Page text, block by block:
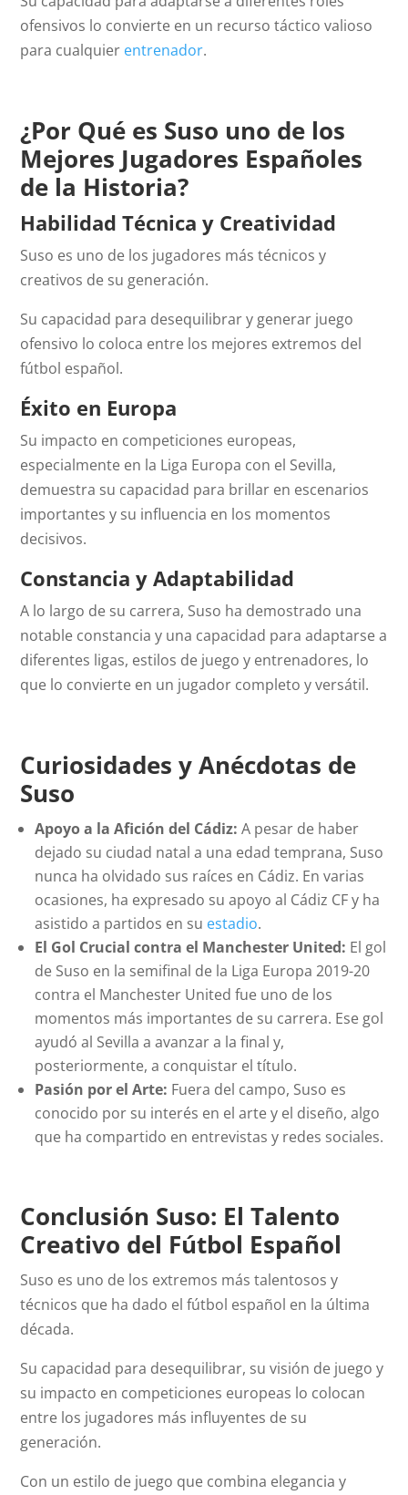
ofensivos lo convierte en un recurso táctico valioso
para cualquier entrenador.
¿Por Qué es Suso uno de los
Mejores Jugadores Españoles
de la Historia?
Habilidad Técnica y Creatividad
Suso es uno de los jugadores más técnicos y
creativos de su generación.
Su capacidad para desequilibrar y generar juego
ofensivo lo coloca entre los mejores extremos del
fútbol español.
Éxito en Europa
Su impacto en competiciones europeas,
especialmente en la Liga Europa con el Sevilla,
demuestra su capacidad para brillar en escenarios
importantes y su influencia en los momentos
decisivos.
Constancia y Adaptabilidad
A lo largo de su carrera, Suso ha demostrado una
notable constancia y una capacidad para adaptarse a
diferentes ligas, estilos de juego y entrenadores, lo
que lo convierte en un jugador completo y versátil.
Curiosidades y Anécdotas de
Suso
Apoyo a la Afición del Cádiz:A pesar de haber
dejado su ciudad natal a una edad temprana, Suso
nunca ha olvidado sus raíces en Cádiz. En varias
ocasiones, ha expresado su apoyo al Cádiz CF y ha
asistido a partidos en su estadio.
El Gol Crucial contra el Manchester United: El gol
de Suso en la semifinal de la Liga Europa 2019-20
contra el Manchester United fue uno de los
momentos más importantes de su carrera. Ese gol
ayudó al Sevilla a avanzar a la final y,
posteriormente, a conquistar el título.
Pasión por el Arte: Fuera del campo, Suso es
conocido por su interés en el arte y el diseño, algo
que ha compartido en entrevistas y redes sociales.
Conclusión Suso: El Talento
Creativo del Fútbol Español
Suso es uno de los extremos más talentosos y
técnicos que ha dado el fútbol español en la última
década.
Su capacidad para desequilibrar, su visión de juego y
su impacto en competiciones europeas lo colocan
entre los jugadores más influyentes de su
generación.
Con un estilo de juego que combina elegancia y